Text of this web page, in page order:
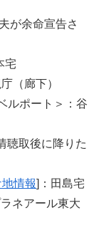
が余命宣告さ
宅
（廊下）
ルポート＞：谷
聴取後に降りた
情報]：田島宅
ネアール東大